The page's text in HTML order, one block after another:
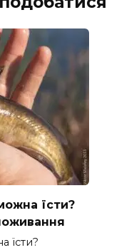
їсти?
їсти?